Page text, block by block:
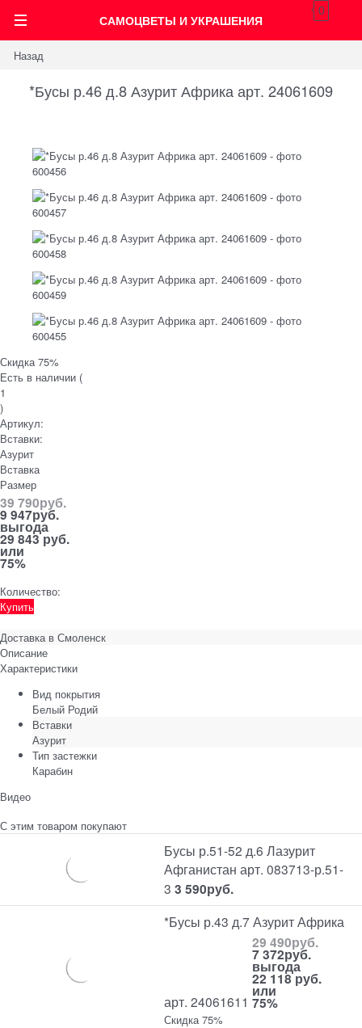
САМОЦВЕТЫ И УКРАШЕНИЯ
0
Назад
*Бусы р.46 д.8 Азурит Африка арт. 24061609
Скидка 75%
Есть в наличии (
1
)
Артикул:
Вставки:
Азурит
Вставка
Размер
39 790руб.
9 947руб.
выгода
29 843 руб.
или
75%
Количество:
Купить
Доставка в Смоленск
Описание
Характеристики
Вид покрытия
Белый Родий
Вставки
Азурит
Тип застежки
Карабин
Видео
С этим товаром покупают
Бусы р.51-52 д.6 Лазурит
Афганистан арт. 083713-р.51-
3 3 590руб.
*Бусы р.43 д.7 Азурит Африка
арт. 24061611
29 490руб.
7 372руб.
выгода
22 118 руб.
или
75%
Скидка 75%